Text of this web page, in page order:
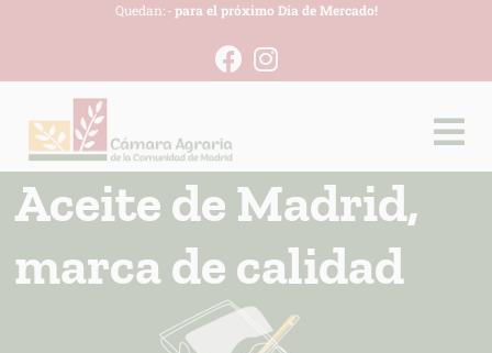
Quedan: -para el próximo Día de Mercado!
Aceite de Madrid,
marca de calidad